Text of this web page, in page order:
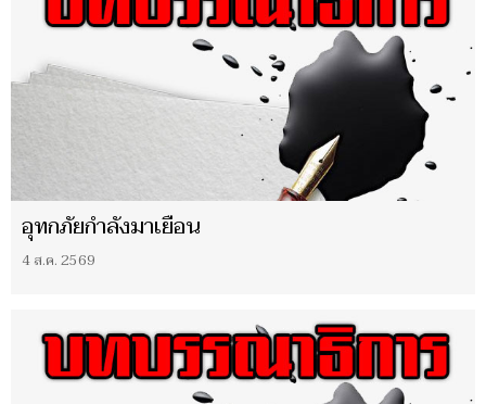
อุทกภัยกำลังมาเยือน
4 ส.ค. 2569